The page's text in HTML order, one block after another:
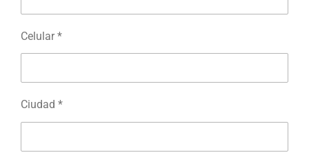
Celular *
Ciudad *